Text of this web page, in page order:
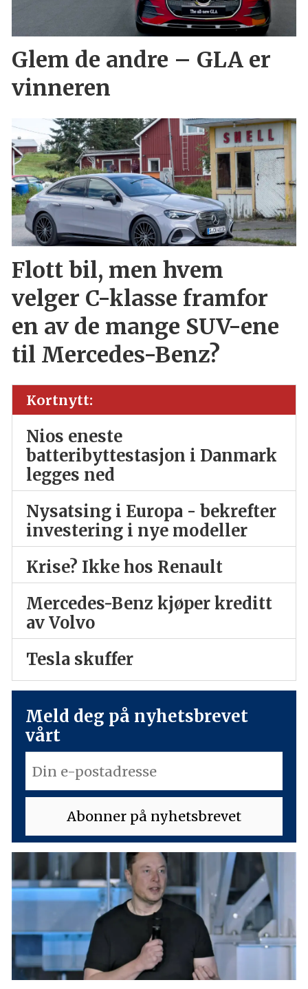
Glem de andre – GLA er
vinneren
Flott bil, men hvem
velger C-klasse framfor
en av de mange SUV-ene
til Mercedes-Benz?
Kortnytt:
Nios eneste
batteribyttestasjon i Danmark
legges ned
Nysatsing i Europa - bekrefter
investering i nye modeller
Krise? Ikke hos Renault
Mercedes-Benz kjøper kreditt
av Volvo
Tesla skuffer
Meld deg på nyhetsbrevet
vårt